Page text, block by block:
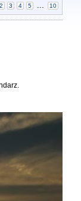
3 4 5 ... 10